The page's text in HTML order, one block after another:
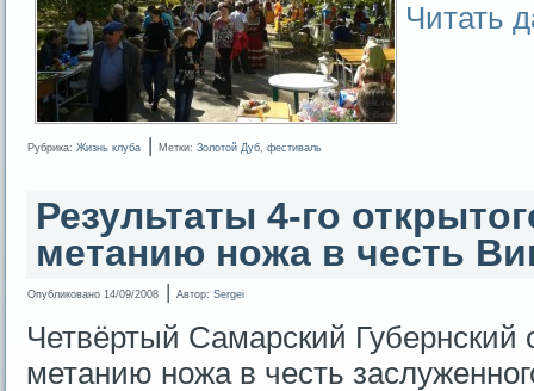
Читать
Рубрика: Жизнь клуба | Метки: Золотой Дуб, фестиваль
Результаты 4-го
метанию ножа в честь
Опубликовано 14/09/2008 | Автор: Sergei
Четвёртый Самарский Губернский
метанию ножа в честь